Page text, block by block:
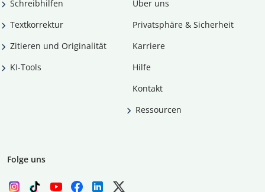
Schreibhilfen
Textkorrektur
Zitieren und Originalität
KI-Tools
Über uns
Privatsphäre & Sicherheit
Karriere
Hilfe
Kontakt
Ressourcen
Folge uns